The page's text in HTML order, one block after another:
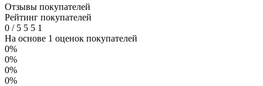
Отзывы покупателей
Рейтинг покупателей
0 /5 5 5 1
На основе 1 оценок покупателей
0%
0%
0%
0%